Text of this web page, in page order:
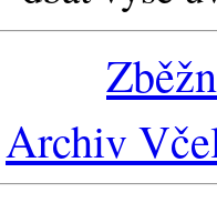
Archiv